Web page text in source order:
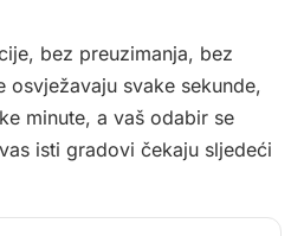
bez preuzimanja, bez
osvježavaju svake sekunde,
minute, a vaš odabir se
isti gradovi čekaju sljedeći